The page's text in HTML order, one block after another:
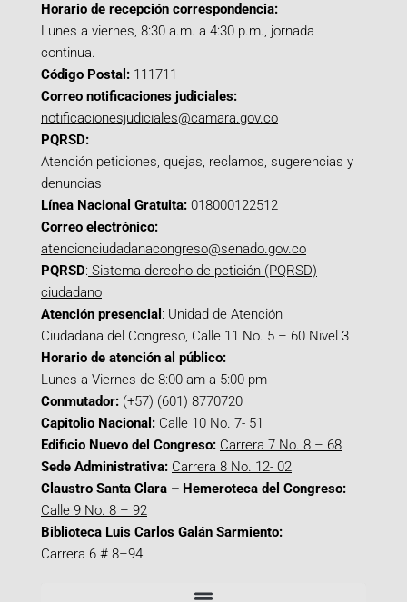
Horario de recepción correspondencia:
Lunes a viernes, 8:30 a.m. a 4:30 p.m., jornada
continua.
Código Postal: 111711
Correo notificaciones judiciales:
notificacionesjudiciales@camara.gov.co
PQRSD:
Atención peticiones, quejas, reclamos, sugerencias y
denuncias
Línea Nacional Gratuita: 018000122512
Correo electrónico:
atencionciudadanacongreso@senado.gov.co
PQRSD: Sistema derecho de petición (PQRSD)
ciudadano
Atención presencial : Unidad de Atención
Ciudadana del Congreso, Calle 11 No. 5 – 60 Nivel 3
Horario de atención al público:
Lunes a Viernes de 8:00 am a 5:00 pm
Conmutador: (+57) (601) 8770720
Capitolio Nacional: Calle 10 No. 7- 51
Edificio Nuevo del Congreso: Carrera 7 No. 8 – 68
Sede Administrativa: Carrera 8 No. 12- 02
Claustro Santa Clara – Hemeroteca del Congreso:
Calle 9 No. 8 – 92
Biblioteca Luis Carlos Galán Sarmiento:
Carrera 6 # 8–94